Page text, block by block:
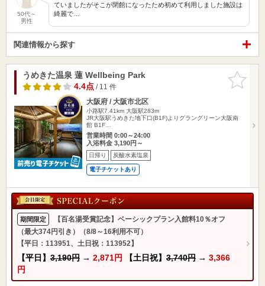
50代～
男性
ていましたがそこが閉館になったため初めて利用しました施設は
綺麗で…
関連情報から探す
お気に入
りに追加
うめきた温泉 蓮 Wellbeing Park
4.4点/ 11 件
大阪府 / 大阪市北区
小路駅7.41km 大阪駅283m
JR大阪駅うめきた地下口(B1F)よりグラングリーン大阪南
館 B1F…
営業時間 0:00～24:00
入浴料金 3,190円～
日帰り 炭酸水素塩泉
電子チケットあり
期間限定
【百名湯受賞記念】ベーシックプラン入館料10％オフ
（最大374円引き）（8/8～16利用不可）
【平日：113951、土日祝：113952】
【平日】 3,190円 → 2,871円 【土日祝】 3,740円 → 3,366
円